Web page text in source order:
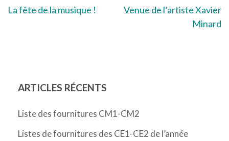
Navigation
La fête de la musique !
Venue de l’artiste Xavier
Minard
ARTICLES RÉCENTS
Liste des fournitures CM1-CM2
Listes de fournitures des CE1-CE2 de l’année